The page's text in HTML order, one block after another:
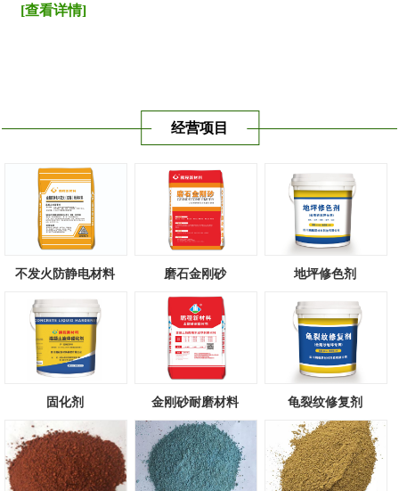
[查看详情]
经营项目
不发火防静电材料 磨石金刚砂 地坪修色剂
固化剂 金刚砂耐磨材料 龟裂纹修复剂